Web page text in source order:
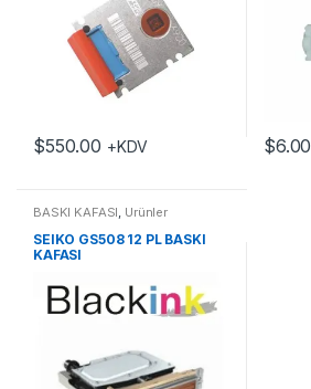
$550.00 +KDV $6.00
BASKI KAFASI, Ürünler
SEIKO GS508 12 PL BASKI
KAFASI